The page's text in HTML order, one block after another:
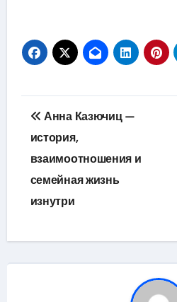
Навигация
по
записям
Анна Казючиц —
история,
взаимоотношения и
семейная жизнь
изнутри